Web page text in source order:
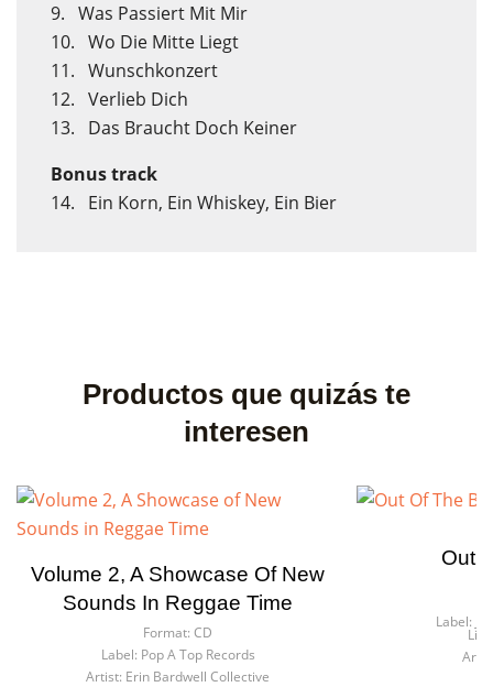
9. Was Passiert Mit Mir
10. Wo Die Mitte Liegt
11. Wunschkonzert
12. Verlieb Dich
13. Das Braucht Doch Keiner
Bonus track
14. Ein Korn, Ein Whiskey, Ein Bier
Productos que quizás te
interesen
Volume 2, A Showcase Of New
Sounds In Reggae Time
Format: CD
Label: Pop A Top Records
Artist: Erin Bardwell Collective
Out
Label: